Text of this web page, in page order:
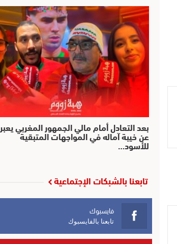
بعد التعادل أمام مالي الجمهور المغربي يعبر
عن خيبة آماله في المواجهات المتبقية
للأسود…
تابعنا بالشبكات الإجتماعية
فايسبوك
تابعنا بالفايسبوك